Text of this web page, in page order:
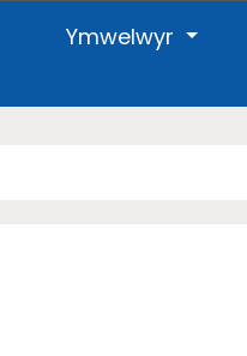
Ymwelwyr